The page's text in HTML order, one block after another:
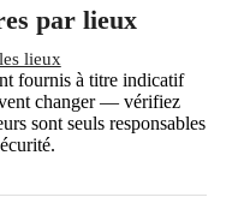
par lieux
lieux
fournis à titre indicatif
changer — vérifiez
sont seuls responsables